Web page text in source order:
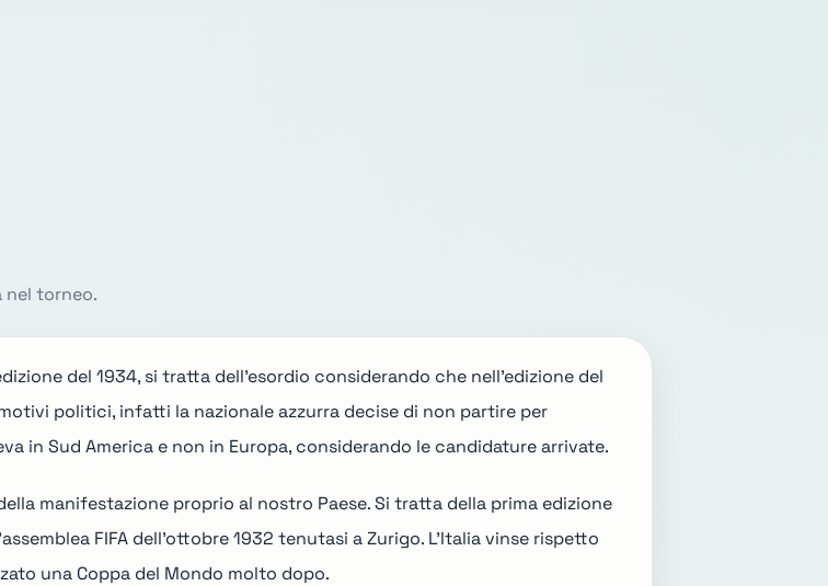
nel torneo.
del 1934, si tratta dell'esordio considerando che nell'edizione del
politici, infatti la nazionale azzurra decise di non partire per
in Sud America e non in Europa, considerando le candidature arrivate.
manifestazione proprio al nostro Paese. Si tratta della prima edizione
FIFA dell'ottobre 1932 tenutasi a Zurigo. L'Italia vinse rispetto
una Coppa del Mondo molto dopo.